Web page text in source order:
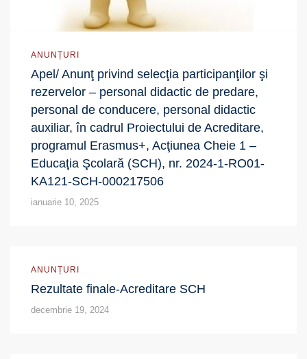
ANUNȚURI
Apel/ Anunţ privind selecţia participanţilor şi
rezervelor – personal didactic de predare,
personal de conducere, personal didactic
auxiliar, în cadrul Proiectului de Acreditare,
programul Erasmus+, Acţiunea Cheie 1 –
Educaţia Şcolară (SCH), nr. 2024-1-RO01-
KA121-SCH-000217506
ianuarie 10, 2025
ANUNȚURI
Rezultate finale-Acreditare SCH
decembrie 19, 2024